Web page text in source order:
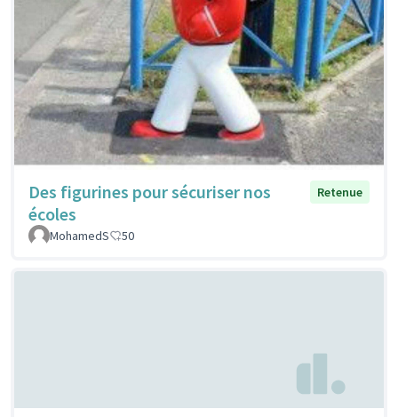
Des figurines pour sécuriser nos
écoles
Retenue
MohamedS 50